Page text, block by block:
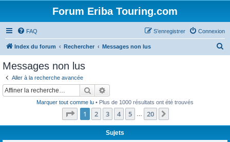
Forum Eriba Touring.com
FAQ Connexion
S’enregistrer
Index du forum Rechercher Messages non lus
Messages non lus
Aller à la recherche avancée
Rechercher
Marquer tout comme lu • Plus de 1000 résultats ont été trouvés
Page 1sur20
1 2 3 4 5 20
Sujets